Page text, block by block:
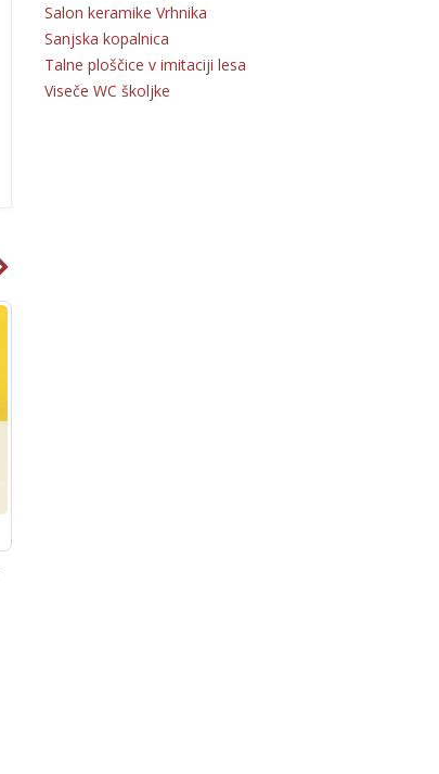
Salon keramike Vrhnika
Sanjska kopalnica
Talne ploščice v imitaciji lesa
Viseče WC školjke